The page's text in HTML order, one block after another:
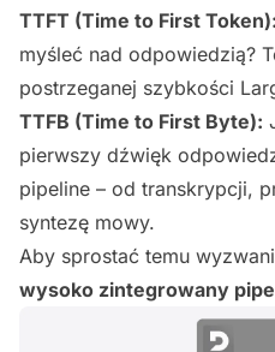
TTFT (Time to First Token):
myśleć nad odpowiedzią?
postrzeganej szybkości
TTFB (Time to First Byte):
pierwszy dźwięk
pipeline – od transkrypcji,
syntezę mowy.
Aby sprostać temu
wysoko zintegrowany